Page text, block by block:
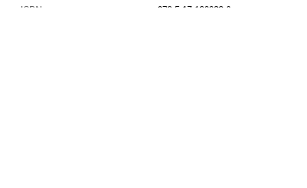
ISBN: 978-5-17-120032-9